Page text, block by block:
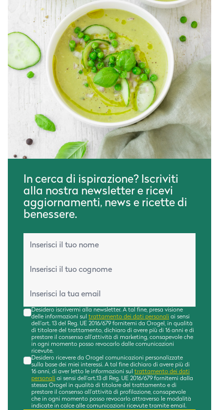
In cerca di ispirazione? Iscriviti
alla nostra newsletter e ricevi
aggiornamenti, news e ricette di
benessere.
Desidero iscrivermi alla newsletter. A tal fine, presa visione
delle informazioni sul trattamento dei dati personali ai sensi
dell’art. 13 del Reg. UE 2016/679 fornitemi da Orogel, in qualità
di titolare del trattamento, dichiaro di avere più di 16 anni e di
prestare il consenso all’attività di marketing, consapevole che
in ogni momento posso revocarlo dalle comunicazioni
ricevute.
Desidero ricevere da Orogel comunicazioni personalizzate
sulla base dei miei interessi. A tal fine dichiaro di avere più di
16 anni, di aver letto le informazioni sul trattamento dei dati
personali ai sensi dell’art.13 dl Reg. UE 2016/679 fornitemi dalla
stessa Orogel in qualità di titolare del trattamento e di
prestare il consenso all’attività di profilazione, consapevole
che in ogni momento posso revocarlo attraverso le modalità
indicate in calce alle comunicazioni ricevute tramite email.